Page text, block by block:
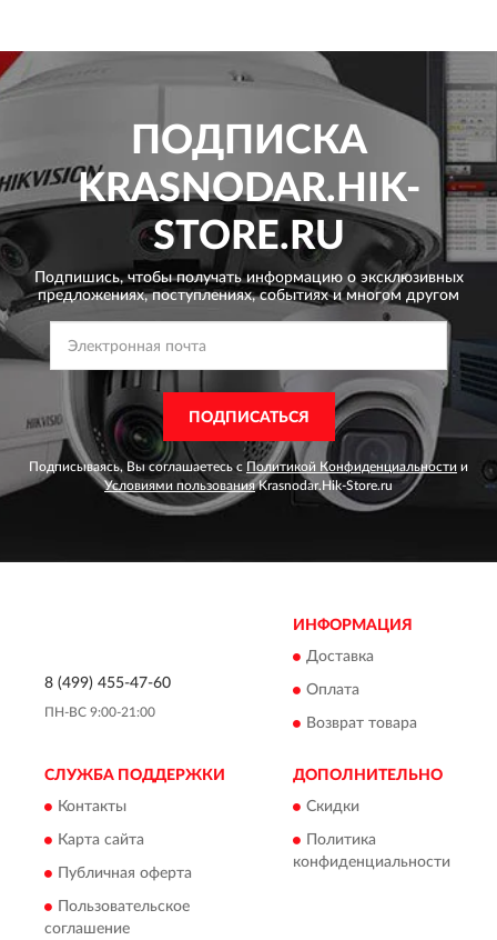
ПОДПИСКА
KRASNODAR.HIK-
STORE.RU
Подпишись, чтобы получать информацию о эксклюзивных
предложениях,поступлениях, событиях и многом другом
ПОДПИСАТЬСЯ
Подписываясь, Вы соглашаетесь с Политикой Конфиденциальности и
Условиями пользованияKrasnodar.Hik-Store.ru
8 (499) 455-47-60
ПН-ВС 9:00-21:00
ИНФОРМАЦИЯ
Доставка
Оплата
Возврат товара
СЛУЖБА ПОДДЕРЖКИ
Контакты
Карта сайта
Публичная оферта
Пользовательское
соглашение
ДОПОЛНИТЕЛЬНО
Скидки
Политика
конфиденциальности